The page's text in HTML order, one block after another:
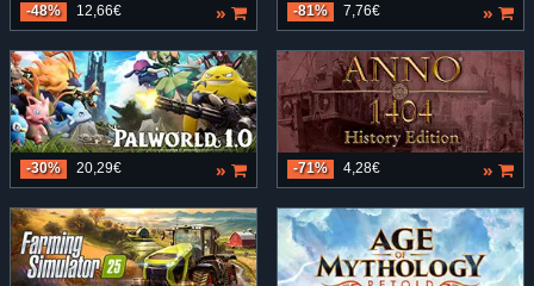
-48% 12,66€ » -81% 7,76€ »
-30% 20,29€ » -71% 4,28€ »